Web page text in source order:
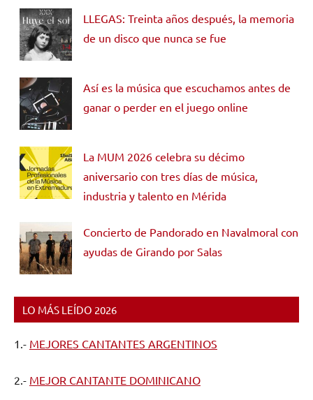
LLEGAS: Treinta años después, la memoria
de un disco que nunca se fue
Así es la música que escuchamos antes de
ganar o perder en el juego online
La MUM 2026 celebra su décimo
aniversario con tres días de música,
industria y talento en Mérida
Concierto de Pandorado en Navalmoral con
ayudas de Girando por Salas
LO MÁS LEÍDO 2026
1.- MEJORES CANTANTES ARGENTINOS
2.- MEJOR CANTANTE DOMINICANO